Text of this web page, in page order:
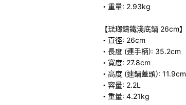
・重量: 2.93kg
【琺瑯鑄鐵淺底鍋 26cm】
・直徑: 26cm
・長度 (連手柄): 35.2cm
・寬度: 27.8cm
・高度 (連鍋蓋頭): 11.9cm
・容量: 2.2L
・重量: 4.21kg